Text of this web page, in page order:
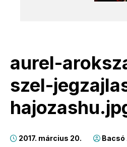
aurel-
szel-
2017. március 20.